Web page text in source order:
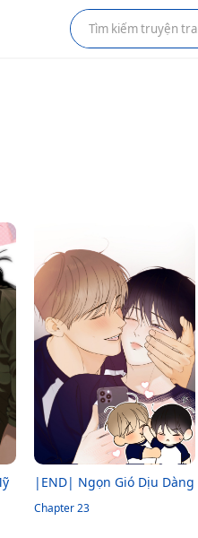
|END| Ngọn Gió Dịu Dàng
Chapter 23